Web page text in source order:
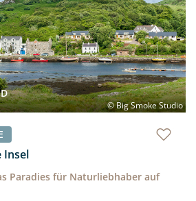
© Big Smoke Studio
Insel
Paradies für Naturliebhaber auf